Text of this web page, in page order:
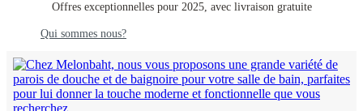
Offres exceptionnelles pour 2025, avec livraison gratuite
Qui sommes nous?